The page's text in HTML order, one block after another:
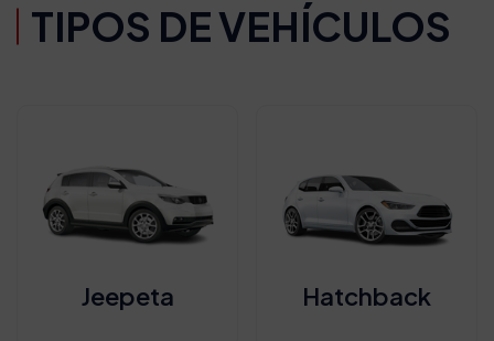
TIPOS DE VEHÍCULOS
Jeepeta Hatchback